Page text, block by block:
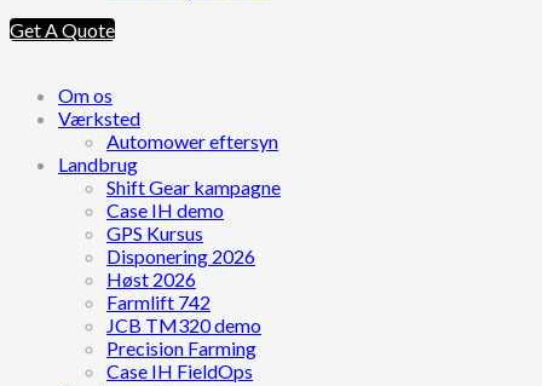
Get A Quote
Om os
Værksted
Automower eftersyn
Landbrug
Shift Gear kampagne
Case IH demo
GPS Kursus
Disponering 2026
Høst 2026
Farmlift 742
JCB TM320 demo
Precision Farming
Case IH FieldOps